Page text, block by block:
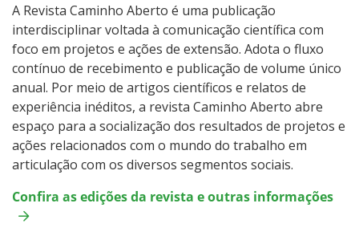
A Revista Caminho Aberto é uma publicação
interdisciplinar voltada à comunicação científica com
foco em projetos e ações de extensão. Adota o fluxo
contínuo de recebimento e publicação de volume único
anual. Por meio de artigos científicos e relatos de
experiência inéditos, a revista Caminho Aberto abre
espaço para a socialização dos resultados de projetos e
ações relacionados com o mundo do trabalho em
articulação com os diversos segmentos sociais.
Confira as edições da revista e outras informações